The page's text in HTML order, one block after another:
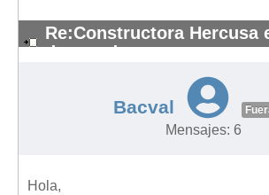
Re:Constructora Hercusa
de acredores
Bacval
Mensajes: 6
Hola,